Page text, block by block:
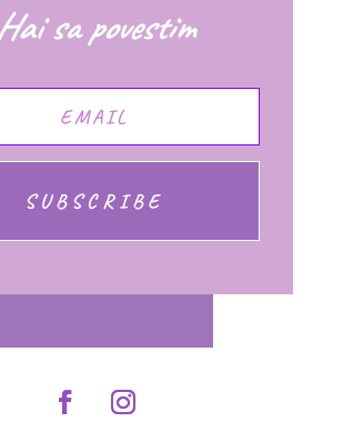
sa povestim
SUBSCRIBE